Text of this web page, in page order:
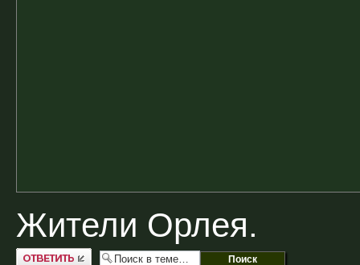
Жители Орлея.
Ответить